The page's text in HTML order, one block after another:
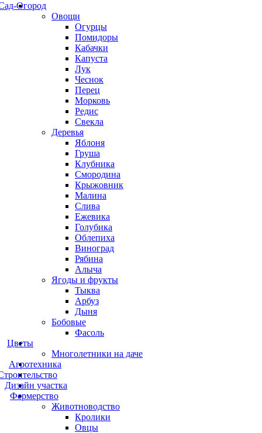
Огород
Овощи
Огурцы
Помидоры
Кабачки
Капуста
Лук
Чеснок
Перец
Морковь
Редис
Свекла
Деревья
Яблоня
Груша
Клубника
Смородина
Крыжовник
Малина
Слива
Ежевика
Голубика
Облепиха
Виноград
Рябина
Алыча
Ягоды и фрукты
Тыква
Арбуз
Дыня
Бобовые
Фасоль
Цветы
Многолетники на даче
Агротехника
Дизайн участка
Фермерство
Животноводство
Кролики
Овцы